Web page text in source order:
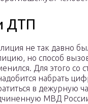
ДТП
не так давно
но способ
Для этого со
набрать
в дежурную
МВД